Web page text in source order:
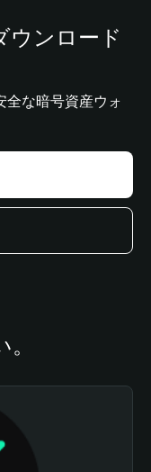
ンロード
な暗号資産ウォ